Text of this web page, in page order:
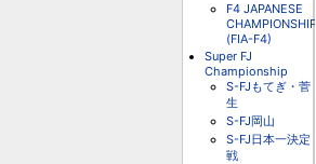
F4 JAPANESE
CHAMPIONSHIP
(FIA-F4)
Super FJ
Championship
S-FJもてぎ・菅
生
S-FJ岡山
S-FJ日本一決定
戦